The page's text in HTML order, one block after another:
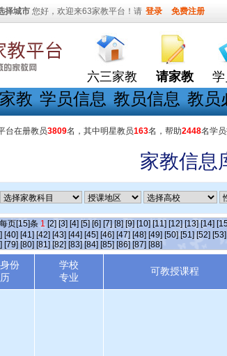
择城市 您好，欢迎来63家教平台！请 登录 免费注册
六三家教 请家教
教 学员信息 教员信息 教员
台在册教员3809名，其中明星教员163名，帮助2448名学
家教信息
页[15]条 1 [2] [3] [4] [5] [6] [7] [8] [9] [10] [11] [12] [13] [14]
[40] [41] [42] [43] [44] [45] [46] [47] [48] [49] [50] [51] [52] [53]
[79] [80] [81] [82] [83] [84] [85] [86] [87] [88]
份
学校
专业
可教授课程